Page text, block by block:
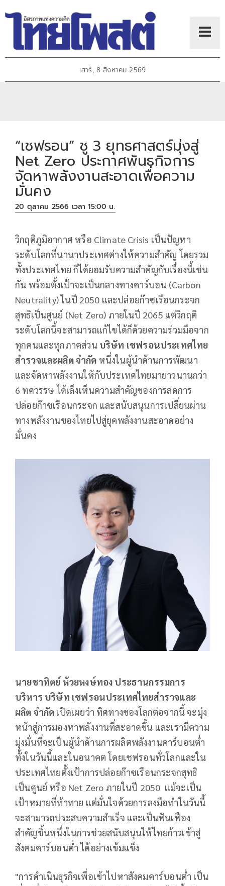
เสาร์, 8 สิงหาคม 2569
“เชฟรอน” ชู 3 ยุทธศาสตร์มุ่งสู่
Net Zero ประกาศพันธกิจการ
จัดหาพลังงานสะอาดเพื่อความ
มั่นคง
20 ตุลาคม 2566 เวลา 15:00 น.
วิกฤติภูมิอากาศ หรือ Climate Crisis เป็นปัญหา
ระดับโลกที่นานาประเทศต่างให้ความสำคัญ โดยรวม
ทั้งประเทศไทย ก็ได้ยอมรับความสำคัญกับเรื่องนี้เช่น
กัน พร้อมตั้งเป้าจะเป็นกลางทางคาร์บอน (Carbon
Neutrality) ในปี 2050 และปล่อยก๊าซเรือนกระจก
สุทธิเป็นศูนย์ (Net Zero) ภายในปี 2065 แต่วิกฤติ
ระดับโลกนี้จะสามารถแก้ไขได้ก็ด้วยความร่วมมือจาก
ทุกคนและทุกภาคส่วน บริษัท เชฟรอนประเทศไทย
สำรวจและผลิต จำกัด หนึ่งในผู้นำด้านการพัฒนา
และจัดหาพลังงานให้กับประเทศไทยมายาวนานกว่า
6 ทศวรรษ ได้เล็งเห็นความสำคัญของการลดการ
ปล่อยก๊าซเรือนกระจก และสนับสนุนการเปลี่ยนผ่าน
ทางพลังงานของไทยไปสู่ยุคพลังงานสะอาดอย่าง
มั่นคง
นายชาทิตย์ ห้วยหงษ์ทอง ประธานกรรมการ
บริหาร บริษัท เชฟรอนประเทศไทยสำรวจและ
ผลิต จำกัด เปิดเผยว่า ทิศทางของโลกต่อจากนี้ จะมุ่ง
หน้าสู่การมองหาพลังงานที่สะอาดขึ้น และเรามีความ
มุ่งมั่นที่จะเป็นผู้นำด้านการผลิตพลังงานคาร์บอนต่ำ
ทั้งในวันนี้และในอนาคต โดยเชฟรอนทั่วโลกและใน
ประเทศไทยตั้งเป้าการปล่อยก๊าซเรือนกระจกสุทธิ
เป็นศูนย์ หรือ Net Zero ภายในปี 2050 แม้จะเป็น
เป้าหมายที่ท้าทาย แต่มั่นใจด้วยการลงมือทำในวันนี้
จะสามารถประสบความสำเร็จ และเป็นฟันเฟือง
สำคัญชิ้นหนึ่งในการช่วยสนับสนุนให้ไทยก้าวเข้าสู่
สังคมคาร์บอนต่ำ ได้อย่างเข้มแข็ง
"การดำเนินธุรกิจเพื่อเข้าไปหาสังคมคาร์บอนต่ำ เป็น